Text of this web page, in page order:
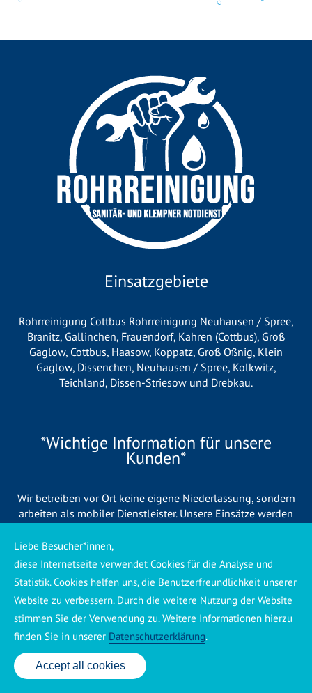
Einsatzgebiete
Rohrreinigung Cottbus Rohrreinigung Neuhausen / Spree,
Branitz, Gallinchen, Frauendorf, Kahren (Cottbus), Groß
Gaglow, Cottbus, Haasow, Koppatz, Groß Oßnig, Klein
Gaglow, Dissenchen, Neuhausen / Spree, Kolkwitz,
Teichland, Dissen-Striesow und Drebkau.
*Wichtige Information für unsere
Kunden*
Wir betreiben vor Ort keine eigene Niederlassung, sondern
arbeiten als mobiler Dienstleister. Unsere Einsätze werden
regionale Partnerbetriebe durchgeführt. Dadurch können wir
eine schnelle Verfügbarkeit und einen zuverlässigen 24/7-
Service sicherstellen. Sollte kein eigener Mitarbeiter
unmittelbar verfügbar sein, übernehmen Partnerbetriebe aus
Ihrer Region den Auftrag. Alle eingesetzten Betriebe sind
verpflichtet, Sie vor Beginn der Arbeiten transparent über die
voraussichtlichen Kosten zu informieren und ortsübliche
Preise zu berechnen.
24 Std. Service: ✆ 0176 160 517 86
Accept all cookies
Liebe Besucher*innen,
diese Internetseite verwendet Cookies für die Analyse und
Statistik. Cookies helfen uns, die Benutzerfreundlichkeit unserer
Website zu verbessern. Durch die weitere Nutzung der Website
stimmen Sie der Verwendung zu. Weitere Informationen hierzu
finden Sie in unserer Datenschutzerklärung.